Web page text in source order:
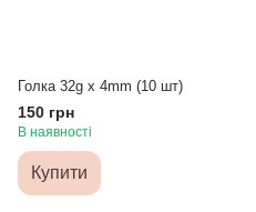
Голка 32g x 4mm (10 шт)
150 грн
В наявності
Купити